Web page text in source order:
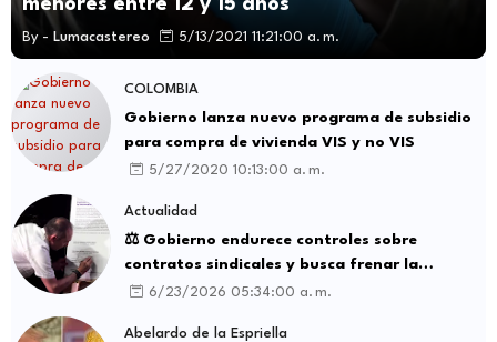
menores entre 12 y 15 años
By - Lumacastereo 5/13/2021 11:21:00 a. m.
COLOMBIA
Gobierno lanza nuevo programa de subsidio
para compra de vivienda VIS y no VIS
5/27/2020 10:13:00 a. m.
Actualidad
⚖️ Gobierno endurece controles sobre
contratos sindicales y busca frenar la
intermediación laboral ilegal
6/23/2026 05:34:00 a. m.
Abelardo de la Espriella